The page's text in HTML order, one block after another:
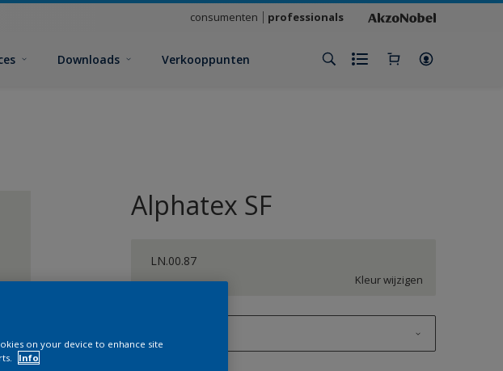
consumenten professionals
Downloads Verkooppunten
Alphatex SF
LN.00.87
Kleur wijzigen
on your device to enhance site
Info